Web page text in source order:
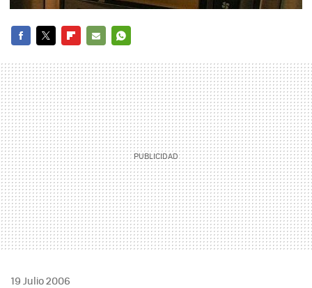
MAIL
19 Julio 2006